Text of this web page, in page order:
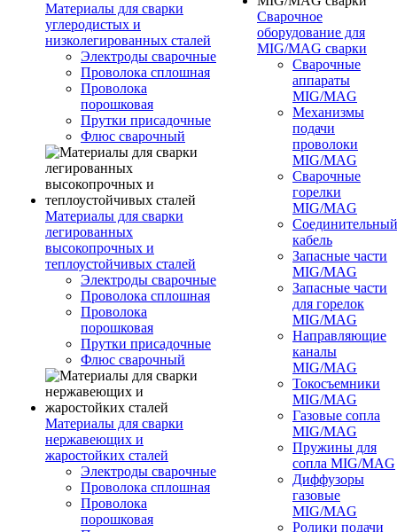
Материалы для сварки
углеродистых и
низколегированных сталей
Электроды сварочные
Проволока сплошная
Проволока
порошковая
Прутки присадочные
Флюс сварочный
Материалы для сварки
легированных
высокопрочных и
теплоустойчивых сталей
Электроды сварочные
Проволока сплошная
Проволока
порошковая
Прутки присадочные
Флюс сварочный
Материалы для сварки
нержавеющих и
жаростойких сталей
Электроды сварочные
Проволока сплошная
Проволока
порошковая
Сварочное
оборудование для
MIG/MAG сварки
Сварочные
аппараты
MIG/MAG
Механизмы
подачи
проволоки
MIG/MAG
Сварочные
горелки
MIG/MAG
Соединительный
кабель
Запасные части
MIG/MAG
Запасные части
для горелок
MIG/MAG
Направляющие
каналы
MIG/MAG
Токосъемники
MIG/MAG
Газовые сопла
MIG/MAG
Пружины для
сопла MIG/MAG
Диффузоры
газовые
MIG/MAG
Ролики подачи